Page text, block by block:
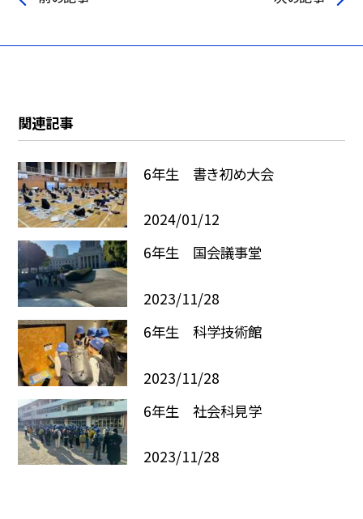
関連記事
6年生 書き初め大会
2024/01/12
6年生 国会議事堂
2023/11/28
6年生 科学技術館
2023/11/28
6年生 社会科見学
2023/11/28